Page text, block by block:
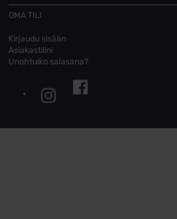
OMA TILI
Kirjaudu sisään
Asiakastilini
Unohtuiko salasana?